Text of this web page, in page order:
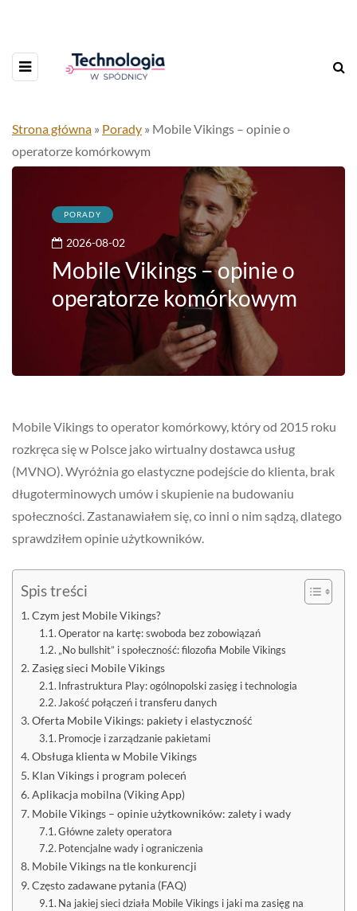
Strona główna » Porady » Mobile Vikings – opinie o
operatorze komórkowym
PORADY
2026-08-02
Mobile Vikings – opinie o
operatorze komórkowym
Mobile Vikings to operator komórkowy, który od 2015 roku
rozkręca się w Polsce jako wirtualny dostawca usług
(MVNO). Wyróżnia go elastyczne podejście do klienta, brak
długoterminowych umów i skupienie na budowaniu
społeczności. Zastanawiałem się, co inni o nim sądzą, dlatego
sprawdziłem opinie użytkowników.
Spis treści
Czym jest Mobile Vikings?
Operator na kartę: swoboda bez zobowiązań
„No bullshit” i społeczność: filozofia Mobile Vikings
Zasięg sieci Mobile Vikings
Infrastruktura Play: ogólnopolski zasięg i technologia
Jakość połączeń i transferu danych
Oferta Mobile Vikings: pakiety i elastyczność
Promocje i zarządzanie pakietami
Obsługa klienta w Mobile Vikings
Klan Vikings i program poleceń
Aplikacja mobilna (Viking App)
Mobile Vikings – opinie użytkowników: zalety i wady
Główne zalety operatora
Potencjalne wady i ograniczenia
Mobile Vikings na tle konkurencji
Często zadawane pytania (FAQ)
Na jakiej sieci działa Mobile Vikings i jaki ma zasięg na